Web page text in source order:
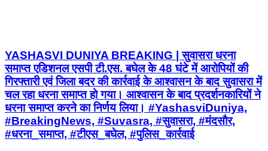
YASHASVI DUNIYA BREAKING | सुवासरा धरना
समाप्त एडिशनल एसपी टी.एस. बघेल के 48 घंटे में आरोपियों की
गिरफ्तारी एवं जिला बदर की कार्रवाई के आश्वासन के बाद सुवासरा में
चल रहा धरना समाप्त हो गया। आश्वासन के बाद प्रदर्शनकारियों ने
धरना समाप्त करने का निर्णय लिया। #YashasviDuniya,
#BreakingNews, #Suvasra, #सुवासरा, #मंदसौर,
#धरना_समाप्त, #टीएस_बघेल, #पुलिस_कार्रवाई